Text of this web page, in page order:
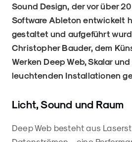
Sound Design, der vor über
Software Ableton entwickelt
gestaltet und aufgeführt
Christopher Bauder, dem
Werken Deep Web, Skalar
leuchtenden Installationen
Licht, Sound und Raum
Deep Web besteht aus